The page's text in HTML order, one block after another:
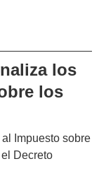
los
los
Impuesto sobre
Decreto